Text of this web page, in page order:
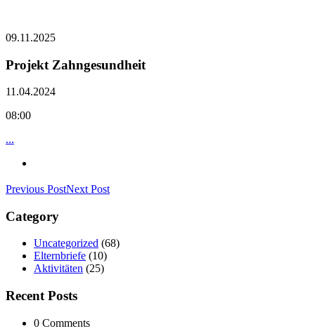
09.11.2025
Projekt Zahngesundheit
11.04.2024
08:00
...
Previous PostNext Post
Category
Uncategorized (68)
Elternbriefe (10)
Aktivitäten (25)
Recent Posts
0 Comments